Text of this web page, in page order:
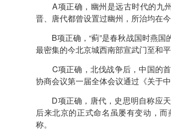
A项正确，幽州是远古时代的九州
晋、唐代都曾设置过幽州，所治均在今
B项正确，“蓟”是春秋战国时燕国
最密集的今北京城西南部宣武门至和平
C项正确，北伐战争后，中国的首
协商会议第一届全体会议通过《关于
D项正确，唐代，史思明自称应天
后来北京的正式命名虽屡有变动，
称。